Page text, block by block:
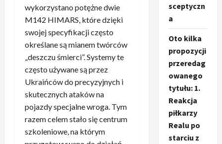
wykorzystano potężne dwie
M142 HIMARS, które dzięki
swojej specyfikacji często
określane są mianem twórców
„deszczu śmierci”. Systemy te
często używane są przez
Ukraińców do precyzyjnych i
skutecznych ataków na
pojazdy specjalne wroga. Tym
razem celem stało się centrum
szkoleniowe, na którym
sceptyczn
a
Oto kilka
propozycji
przeredag
owanego
tytułu: 1.
Reakcja
piłkarzy
Realu po
starciu z